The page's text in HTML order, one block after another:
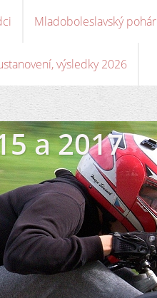
Mladoboleslavský pohár
výsledky 2026
a 2017